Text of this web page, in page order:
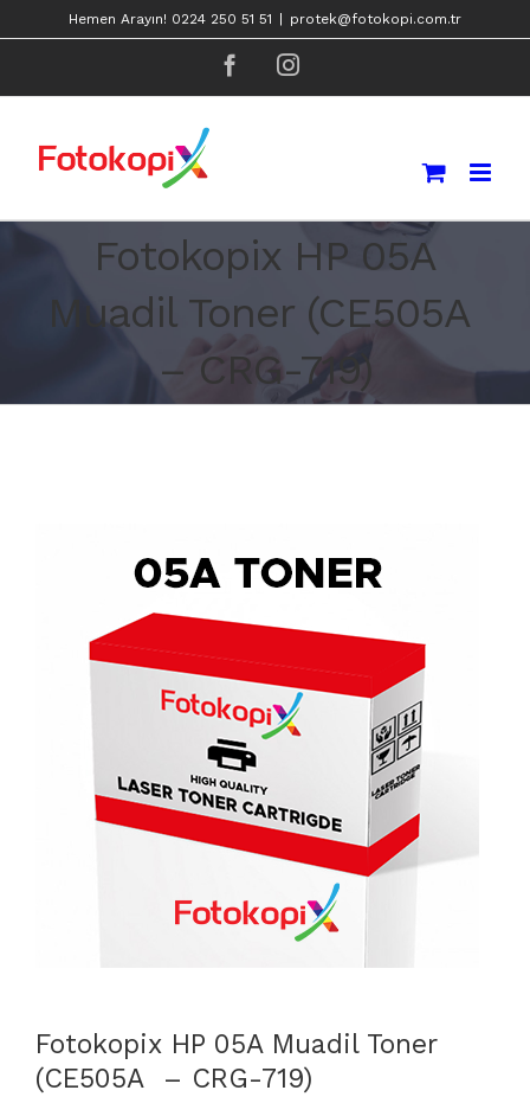
Hemen Arayın! 0224 250 51 51 protek@fotokopi.com.tr
facebookinstagram
Fotokopix HP 05A
Muadil Toner (CE505A
– CRG-719)
Fotokopix HP 05A Muadil Toner
(CE505A – CRG-719)